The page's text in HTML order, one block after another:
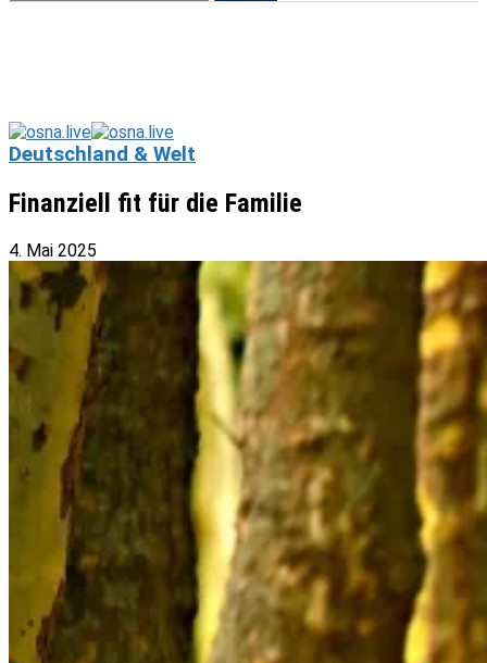
osna.live
Deutschland & Welt
Finanziell fit für die Familie
4. Mai 2025